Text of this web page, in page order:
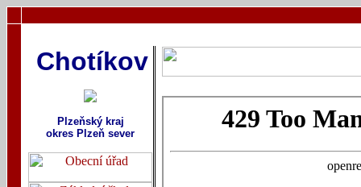
Chotíkov
Plzeňský kraj
okres Plzeň sever